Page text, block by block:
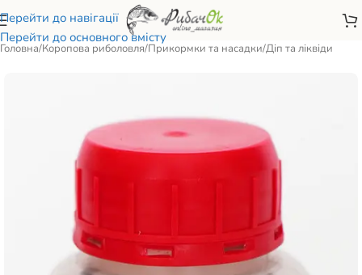
Перейти до навігації
Перейти до основного вмісту
Головна/Коропова риболовля/Прикормки та насадки/Діп та ліквіди